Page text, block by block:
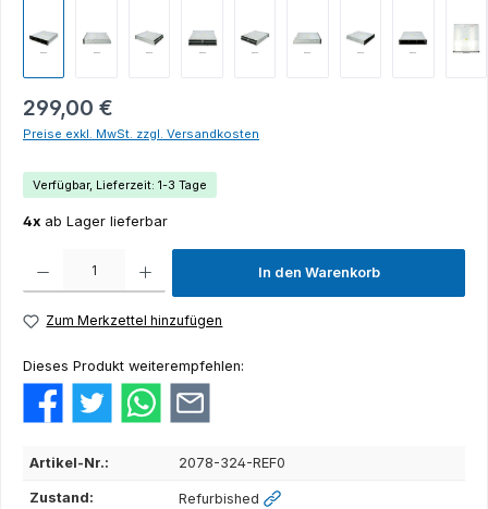
299,00 €
Preise exkl. MwSt. zzgl. Versandkosten
Verfügbar, Lieferzeit: 1-3 Tage
4x ab Lager lieferbar
In den Warenkorb
Zum Merkzettel hinzufügen
Dieses Produkt weiterempfehlen:
Artikel-Nr.: 2078-324-REF0
Zustand: Refurbished